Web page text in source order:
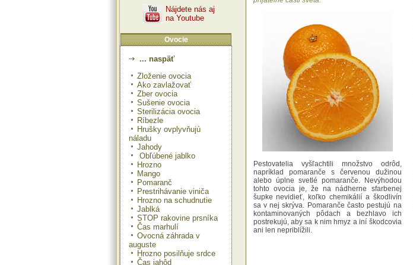
Nájdete nás aj
na Youtube
Ovocie
... naspäť
Zloženie ovocia
Ako zavlažovať
Zber ovocia
Sušenie ovocia
Sterilizácia ovocia
Ríbezle
Hrušky ovplyvňujú
náladu
Jahody
Obľúbené jablko
Hrozno
Mango
Pomaranč
Prestrihávanie viniča
Hrozno na schudnutie
Jablká
STOP rakovine prsníka
Čas marhulí
Ovocná záhrada v
auguste
Hrozno posilňuje srdce
Čas jahôd
Pestovatelia vyšľachtili množstvo odrôd,
napríklad pomaranče s červenou dužinou
alebo úplne svetlé pomaranče. Nevýhodou
tohto ovocia je, že na nádherne sfarbenej
šupke nevidieť, koľko chemikálií a škodlivín
sa v nej skrýva. Pomaranče často pestujú na
kontaminovaných pôdach a bezhlavo ich
postrekujú, aby sa k nim hmyz a iní škodcovia
ani len nepriblížili.